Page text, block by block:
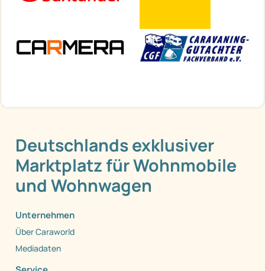
Deutschlands exklusiver
Marktplatz für Wohnmobile
und Wohnwagen
Unternehmen
Über Caraworld
Mediadaten